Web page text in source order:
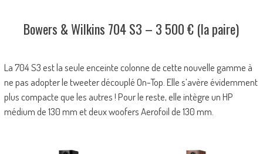
Bowers & Wilkins 704 S3 – 3 500 € (la paire)
La 704 S3 est la seule enceinte colonne de cette nouvelle gamme à
ne pas adopter le tweeter découplé On-Top. Elle s’avère évidemment
plus compacte que les autres ! Pour le reste, elle intègre un HP
médium de 130 mm et deux woofers Aerofoil de 130 mm.